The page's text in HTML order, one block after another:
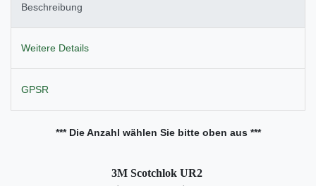
Beschreibung
Weitere Details
GPSR
*** Die Anzahl wählen Sie bitte oben aus ***
3M Scotchlok UR2